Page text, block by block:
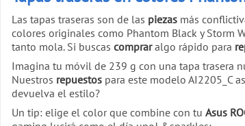
Las tapas traseras son de las piezas más
colores originales como Phantom Black y Storm
tanto mola. Si buscas compraralgo rápido para
Imagina tu móvil de 239 g con una tapa trasera
Nuestros repuestos para este modelo AI2205_C
devuelva el estilo?
Un tip: elige el color que combine con tu Asus